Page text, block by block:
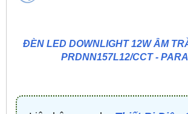
ĐÈN LED DOWNLIGHT 12W ÂM
PRDNN157L12/CCT -